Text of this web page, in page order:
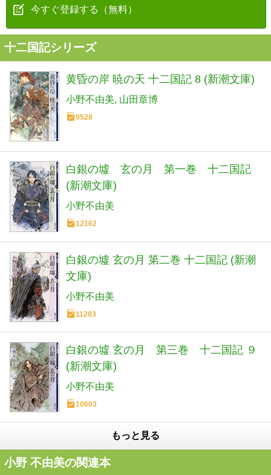
今すぐ登録する（無料）
十二国記シリーズ
黄昏の岸 暁の天 十二国記 8 (新潮文庫)
小野不由美 山田章博
9528
白銀の墟 玄の月 第一巻 十二国記
(新潮文庫)
小野不由美
12162
白銀の墟 玄の月 第二巻 十二国記 (新潮
文庫)
小野不由美
11283
白銀の墟 玄の月 第三巻 十二国記 ９
(新潮文庫)
小野不由美
10603
もっと見る
小野 不由美の関連本